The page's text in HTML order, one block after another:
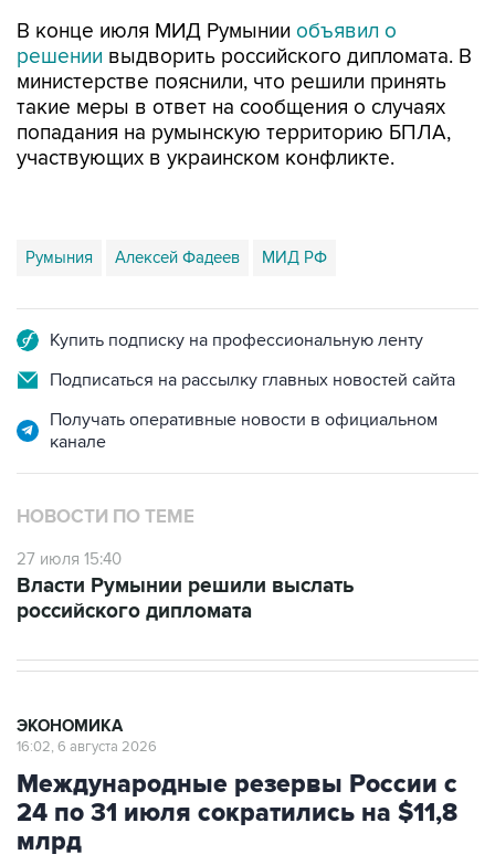
В конце июля МИД Румынии объявил о
решении выдворить российского дипломата. В
министерстве пояснили, что решили принять
такие меры в ответ на сообщения о случаях
попадания на румынскую территорию БПЛА,
участвующих в украинском конфликте.
Румыния Алексей Фадеев МИД РФ
Купить подписку на профессиональную ленту
Подписаться на рассылку главных новостей сайта
Получать оперативные новости в официальном
канале
НОВОСТИ ПО ТЕМЕ
27 июля 15:40
Власти Румынии решили выслать
российского дипломата
ЭКОНОМИКА
16:02, 6 августа 2026
Международные резервы России с
24 по 31 июля сократились на $11,8
млрд